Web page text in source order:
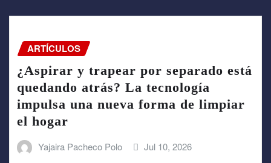
ARTÍCULOS
¿Aspirar y trapear por separado está
quedando atrás? La tecnología
impulsa una nueva forma de limpiar
el hogar
Yajaira Pacheco Polo Jul 10, 2026